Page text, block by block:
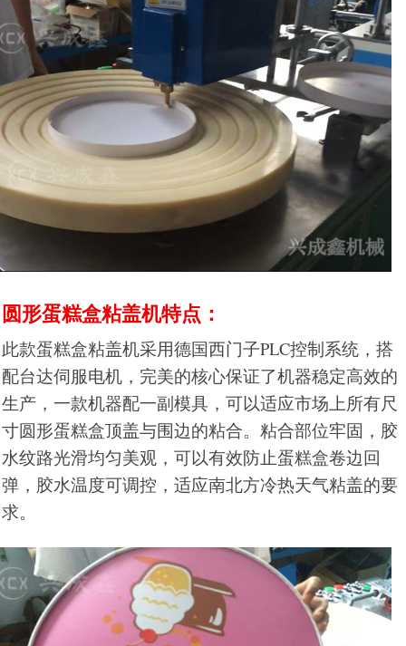
圆形蛋糕盒粘盖机特点：
此款蛋糕盒粘盖机采用德国西门子PLC控制系统，搭
配台达伺服电机，完美的核心保证了机器稳定高效的
生产，一款机器配一副模具，可以适应市场上所有尺
寸圆形蛋糕盒顶盖与围边的粘合。粘合部位牢固，胶
水纹路光滑均匀美观，可以有效防止蛋糕盒卷边回
弹，胶水温度可调控，适应南北方冷热天气粘盖的要
求。